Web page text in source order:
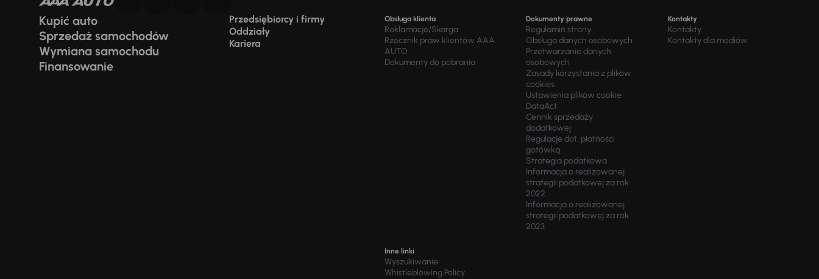
Kupić auto
Sprzedaż samochodów
Wymiana samochodu
Finansowanie
Przedsiębiorcy i firmy
Oddziały
Kariera
Obsługa klienta
Reklamacje/Skarga
Rzecznik praw klientów AAA
AUTO
Dokumenty do pobrania
Dokumenty prawne
Regulamin strony
Obsługa danych osobowych
Przetwarzanie danych
osobowych
Zasady korzystania z plików
cookies
Ustawienia plików cookie
DataAct
Cennik sprzedaży
dodatkowej
Regulacje dot. płatności
gotówką
Strategia podatkowa
Informacja o realizowanej
strategii podatkowej za rok
2022
Informacja o realizowanej
strategii podatkowej za rok
2023
Kontakty
Kontakty
Kontakty dla mediów
Inne linki
Wyszukiwanie
Whistleblowing Policy